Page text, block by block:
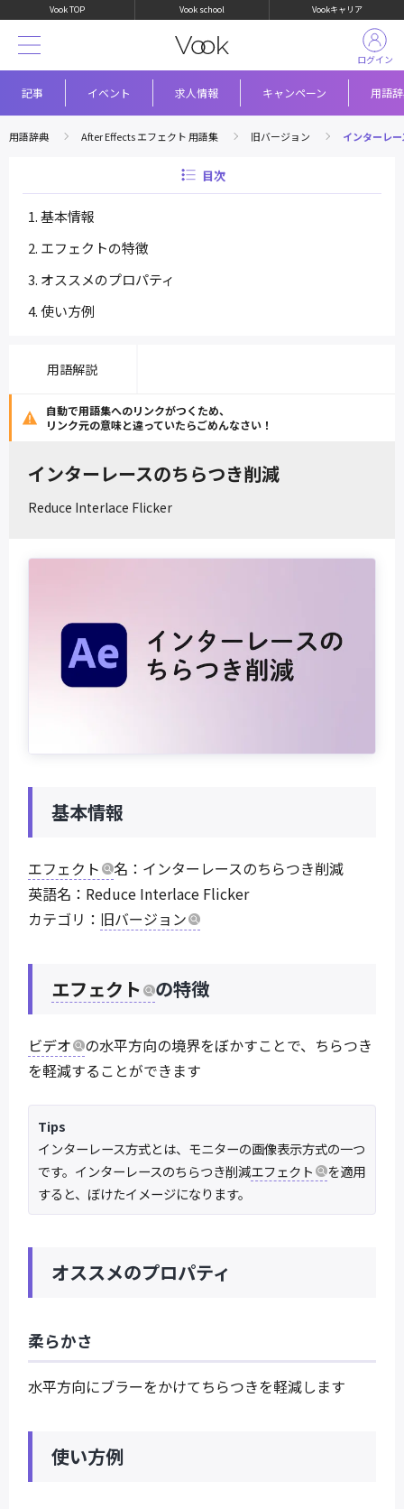
Vook TOP Vook school Vookキャリア
記事 イベント 求人情報 キャンペーン 用語
ログイン
用語辞典 After Effects エフェクト 用語集 旧バージョン インターレ
目次
基本情報
エフェクトの特徴
オススメのプロパティ
使い方例
用語解説
自動で用語集へのリンクがつくため、
リンク元の意味と違っていたらごめんなさい！
インターレースのちらつき削減
Reduce Interlace Flicker
基本情報
エフェクト
名：インターレースのちらつき削減
英語名：Reduce Interlace Flicker
カテゴリ： 旧バージョン
エフェクト の特徴
ビデオ
の水平方向の境界をぼかすことで、ちらつき
を軽減することができます
Tips
インターレース方式とは、モニターの画像表示方式の一つ
です。インターレースのちらつき削減エフェクト
を適用
すると、ぼけたイメージになります。
オススメのプロパティ
柔らかさ
水平方向にブラーをかけてちらつきを軽減します
使い方例